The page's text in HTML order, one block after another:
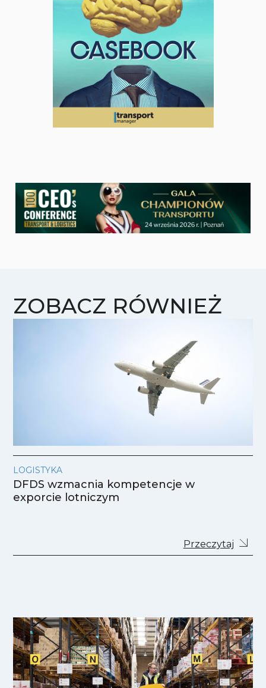
ZOBACZ RÓWNIEŻ
LOGISTYKA
DFDS wzmacnia kompetencje w
exporcie lotniczym
Przeczytaj